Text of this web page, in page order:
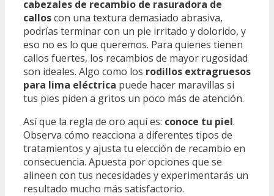
cabezales de recambio de rasuradora de
calloscon una textura demasiado abrasiva,
podrías terminar con un pie irritado y dolorido, y
eso no es lo que queremos. Para quienes tienen
callos fuertes, los recambios de mayor rugosidad
son ideales. Algo como los rodillos extragruesos
para lima eléctrica puede hacer maravillas si
tus pies piden a gritos un poco más de atención.
Así que la regla de oro aquí es: conoce tu piel.
Observa cómo reacciona a diferentes tipos de
tratamientos y ajusta tu elección de recambio en
consecuencia. Apuesta por opciones que se
alineen con tus necesidades y experimentarás un
resultado mucho más satisfactorio.